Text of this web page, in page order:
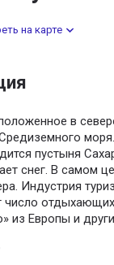
на карте
в
пустыня
снег. В самом
Индустрия
число
из Европы и